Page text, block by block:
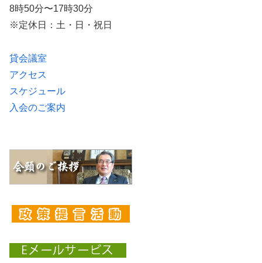
8時50分〜17時30分
※定休日：土・日・祝日
貸会議室
アクセス
スケジュール
入会のご案内